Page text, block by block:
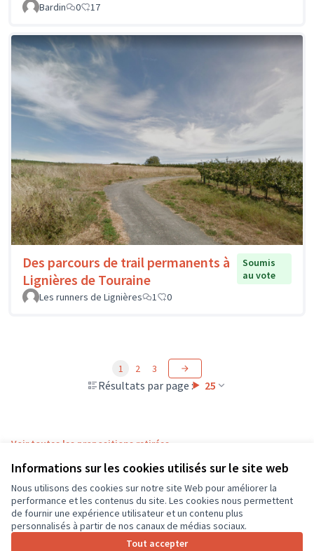
Informations sur les cookies utilisés sur le site web
Nous utilisons des cookies sur notre site Web pour améliorer la
performance et les contenus du site. Les cookies nous permettent
de fournir une expérience utilisateur et un contenu plus
personnalisés à partir de nos canaux de médias sociaux.
Tout accepter
Bardin
0 17
Des parcours de trail permanents à
Lignières de Touraine
Soumis
au vote
Les runners de Lignières
1 0
Résultats par page : 25
1 2 3
Voir toutes les propositions retirées
Conditions d'utilisation
Paramètres des cookies
CD37 sur X
(Lien externe)
CD37 sur Facebook
CD37 sur Instagram
CD37 sur YouTube
(Lien externe)